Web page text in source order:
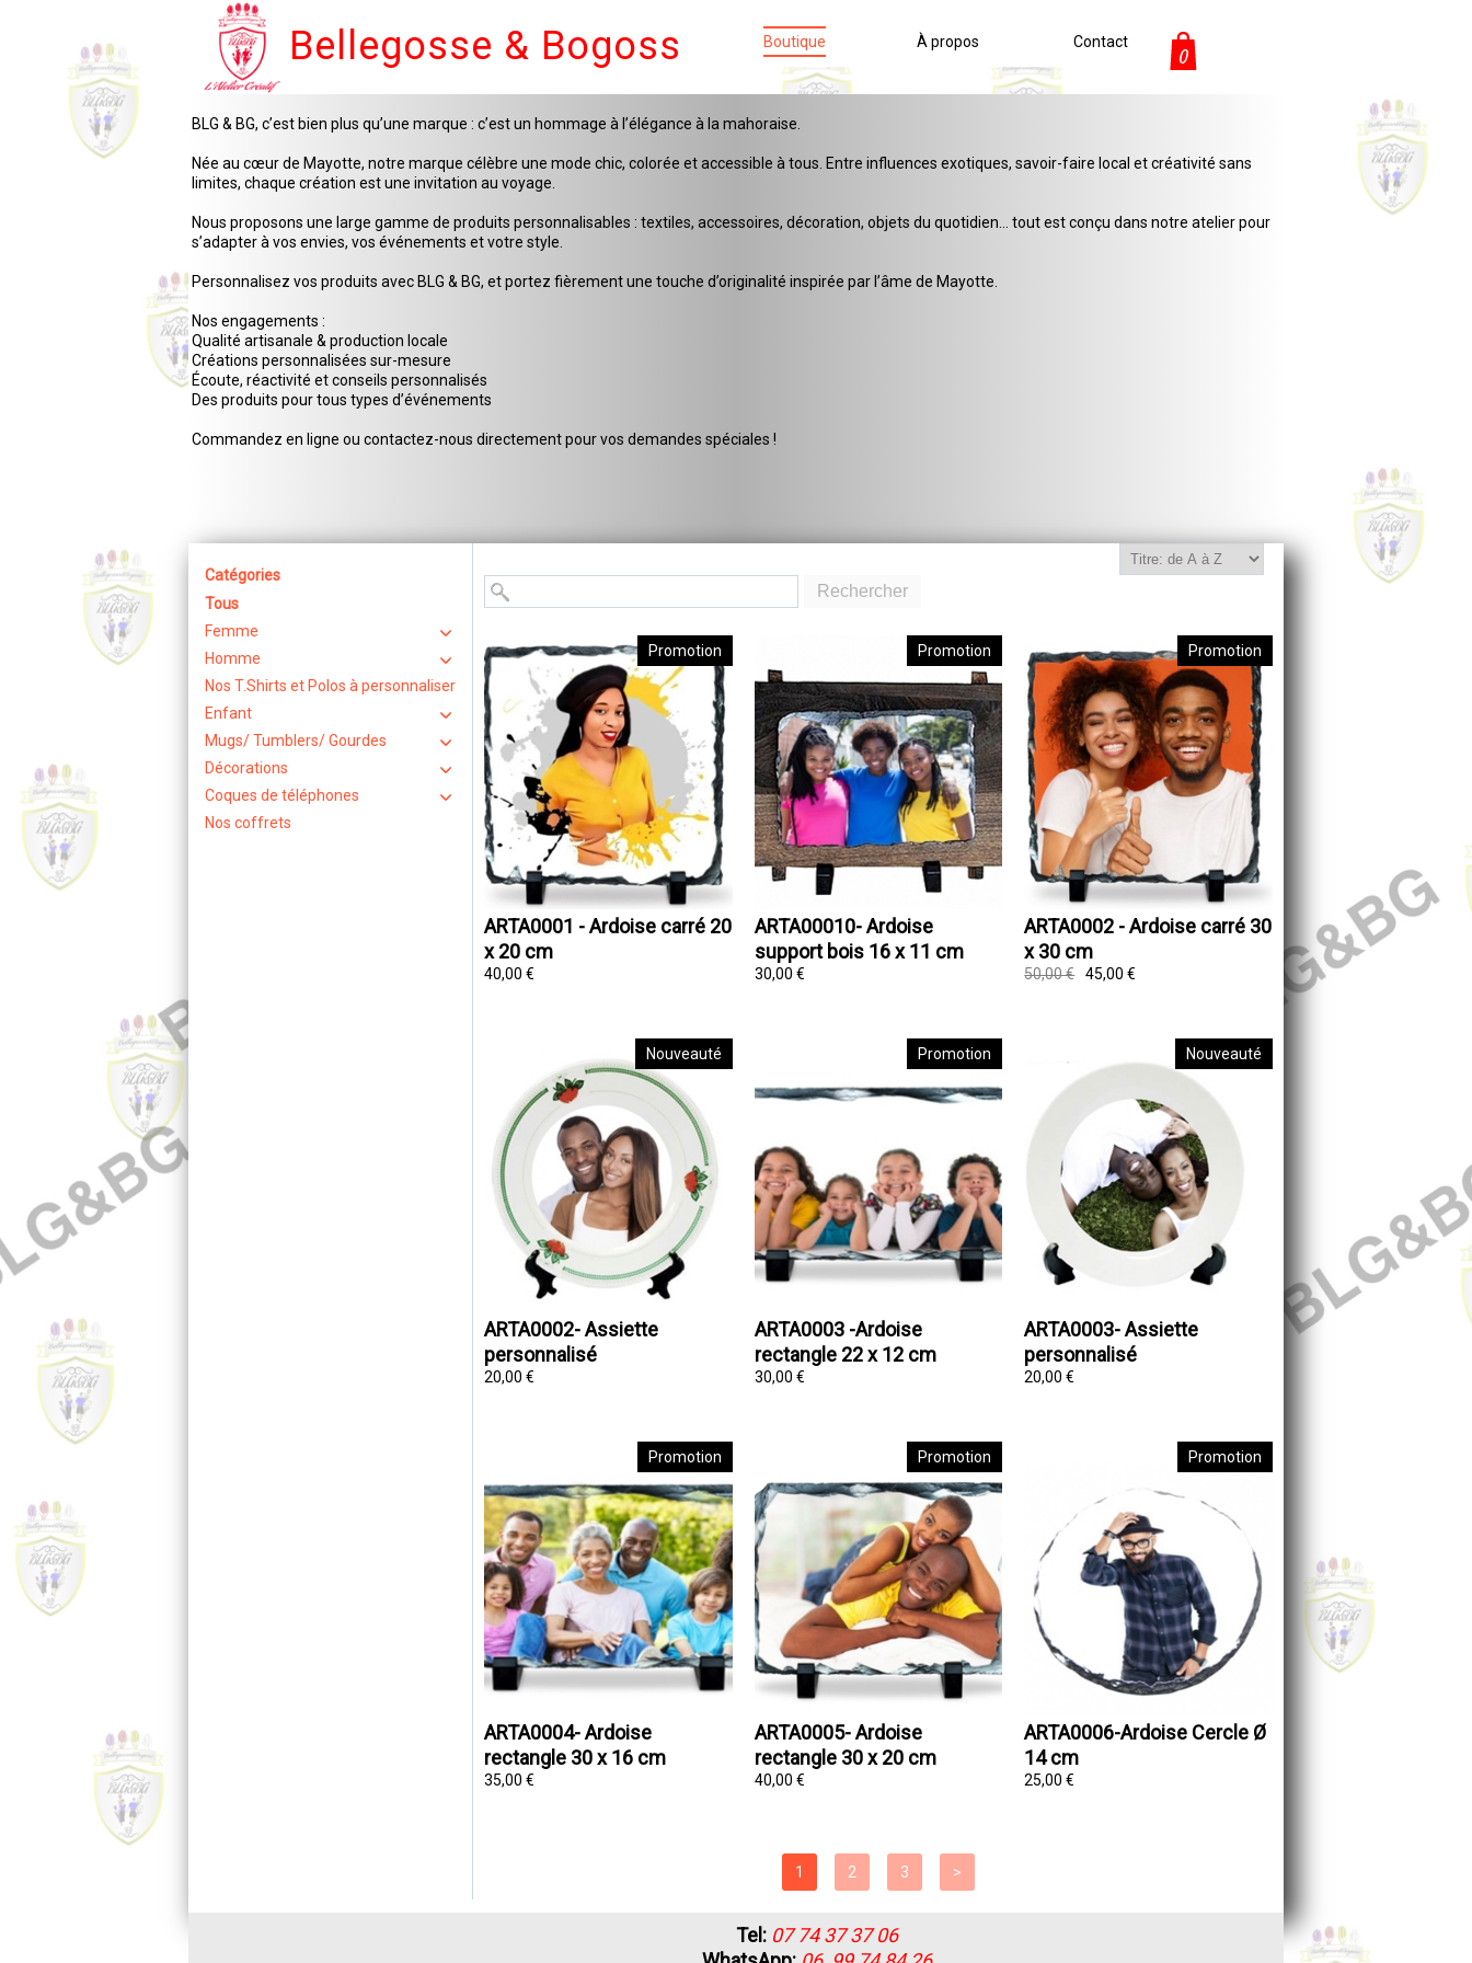
0
Bellegosse & Bogoss Boutique À propos Contact
BLG & BG, c’est bien plus qu’une marque : c’est un hommage à l’élégance à la mahoraise.
Née au cœur de Mayotte, notre marque célèbre une mode chic, colorée et accessible à tous. Entre influences exotiques, savoir-faire local et créativité sans
limites, chaque création est une invitation au voyage.
Nous proposons une large gamme de produits personnalisables : textiles, accessoires, décoration, objets du quotidien… tout est conçu dans notre atelier pour
s’adapter à vos envies, vos événements et votre style.
Personnalisez vos produits avec BLG & BG, et portez fièrement une touche d’originalité inspirée par l’âme de Mayotte.
Nos engagements :
Qualité artisanale & production locale
Créations personnalisées sur-mesure
Écoute, réactivité et conseils personnalisés
Des produits pour tous types d’événements
Commandez en ligne ou contactez-nous directement pour vos demandes spéciales !
Catégories
Tous
Femme
Homme
Nos T.Shirts et Polos à personnaliser
Enfant
Mugs/ Tumblers/ Gourdes
Décorations
Coques de téléphones
Nos coffrets
Rechercher
Promotion
ARTA0001 - Ardoise carré 20
x 20 cm
40,00 €
Promotion
ARTA00010- Ardoise
support bois 16 x 11 cm
30,00 €
Promotion
ARTA0002 - Ardoise carré 30
x 30 cm
50,00 € 45,00 €
Nouveauté
ARTA0002- Assiette
personnalisé
20,00 €
Promotion
ARTA0003 -Ardoise
rectangle 22 x 12 cm
30,00 €
Nouveauté
ARTA0003- Assiette
personnalisé
20,00 €
Promotion
ARTA0004- Ardoise
rectangle 30 x 16 cm
35,00 €
Promotion
ARTA0005- Ardoise
rectangle 30 x 20 cm
40,00 €
Promotion
ARTA0006-Ardoise Cercle Ø
14 cm
25,00 €
Tel: 07 74 37 37 06